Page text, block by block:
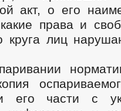
акт, о его
права и
круга лиц
его части с